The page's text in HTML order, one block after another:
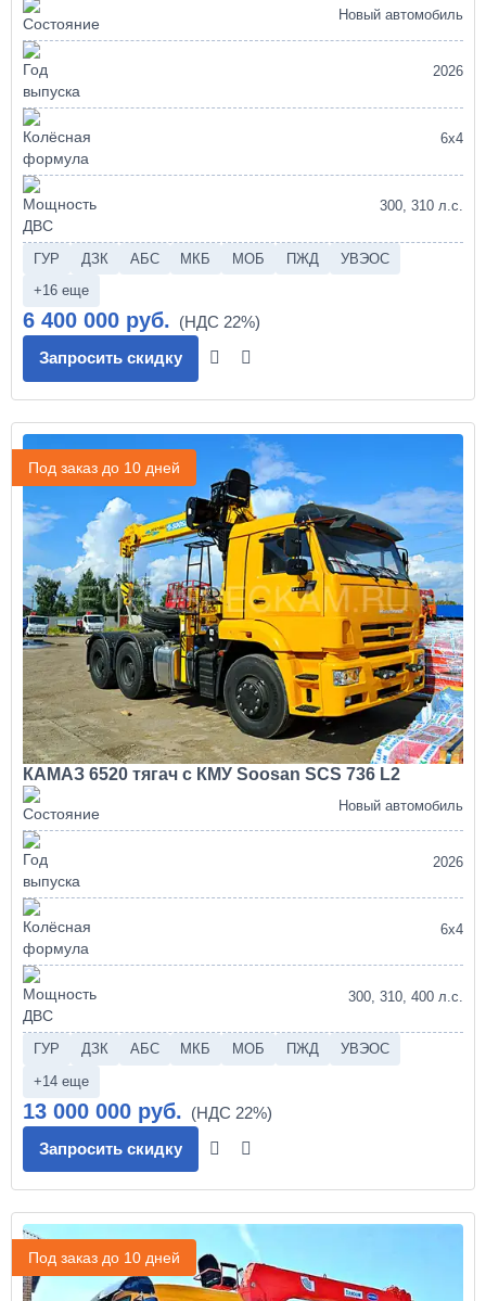
Новый автомобиль
2026
6х4
300, 310 л.с.
ГУР ДЗК АБС МКБ МОБ ПЖД
УВЭОС
+16 еще
6 400 000 руб.
Запросить скидку
Под заказ до 10 дней
КАМАЗ 6520 тягач с КМУ Soosan SCS 736 L2
Новый автомобиль
2026
6х4
300, 310, 400 л.с.
ГУР ДЗК АБС МКБ МОБ ПЖД
УВЭОС
+14 еще
13 000 000 руб.
Запросить скидку
Под заказ до 10 дней